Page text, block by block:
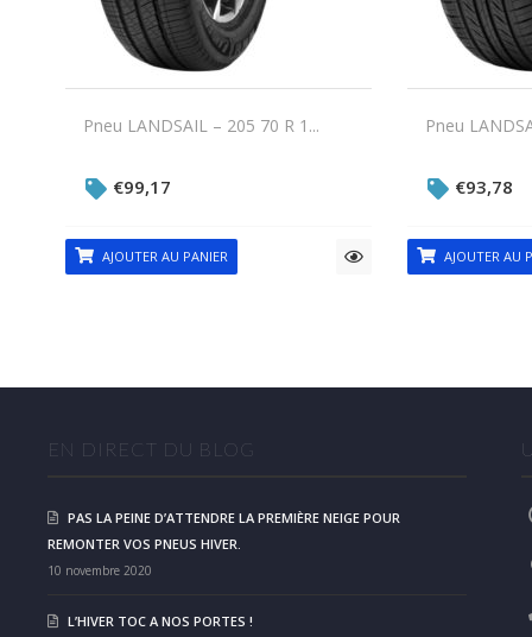
Pneu LANDSAIL – 205 70 R 1...
€99,17
AJOUTER AU PANIER
Pneu
€93,78
AJOUTER AU
EN DIRECT DU BLOG
PAS LA PEINE D’ATTENDRE LA PREMIÈRE NEIGE POUR
REMONTER VOS PNEUS HIVER.
10 novembre 2020
L’HIVER TOC A NOS PORTES !